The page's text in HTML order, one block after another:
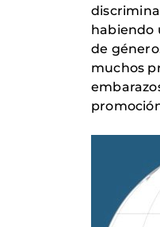
habiendo
de
muchos